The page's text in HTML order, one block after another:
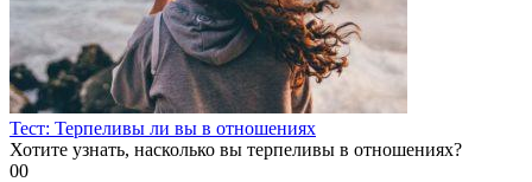
Тест: Терпеливы ли вы в отношениях
Хотите узнать, насколько вы терпеливы в отношениях?
00